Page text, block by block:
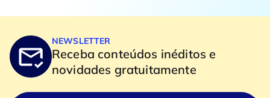
NEWSLETTER
Receba conteúdos inéditos e
novidades gratuitamente